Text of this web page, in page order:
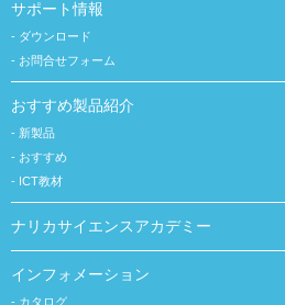
サポート情報
ダウンロード
お問合せフォーム
おすすめ製品紹介
新製品
おすすめ
ICT教材
ナリカサイエンスアカデミー
インフォメーション
カタログ